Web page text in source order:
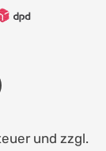
und zzgl.